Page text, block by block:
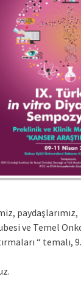
paydaşlarımız,
ve Temel
“